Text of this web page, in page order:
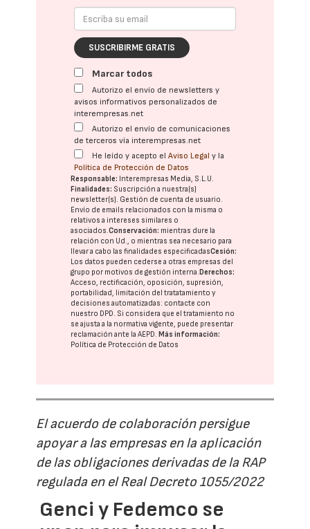
SUSCRIBIRME GRATIS
Marcar todos
Autorizo el envío de newsletters y
avisos informativos personalizados de
interempresas.net
Autorizo el envío de comunicaciones
de terceros vía interempresas.net
He leído y acepto elAviso Legal y la
Política de Protección de Datos
Responsable: Interempresas Media, S.L.U.
Finalidades: Suscripción a nuestra(s)
newsletter(s). Gestión de cuenta de usuario.
Envío de emails relacionados con la misma o
relativos a intereses similares o
asociados.Conservación: mientras dure la
relación con Ud., o mientras sea necesario para
llevar a cabo las finalidades especificadasCesión:
Los datos pueden cederse a otras empresas del
grupo por motivos de gestión interna. Derechos:
Acceso, rectificación, oposición, supresión,
portabilidad, limitación del tratatamiento y
decisiones automatizadas: contacte con
nuestro DPD. Si considera que el tratamiento no
se ajusta a la normativa vigente, puede presentar
reclamación ante laAEPD. Más información:
Política de Protección de Datos
El acuerdo de colaboración persigue
apoyar a las empresas en la aplicación
de las obligaciones derivadas de la RAP
regulada en el Real Decreto 1055/2022
Genci y Fedemco se